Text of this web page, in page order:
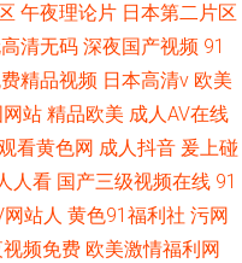
午夜理论片 日本第二片区
清无码 深夜国产视频 91
精品视频 日本高清v 欧美
站 精品欧美 成人AV在线
看黄色网 成人抖音 爰上碰
人看 国产三级视频在线 91
网站人 黄色91福利社 污网
频免费 欧美激情福利网